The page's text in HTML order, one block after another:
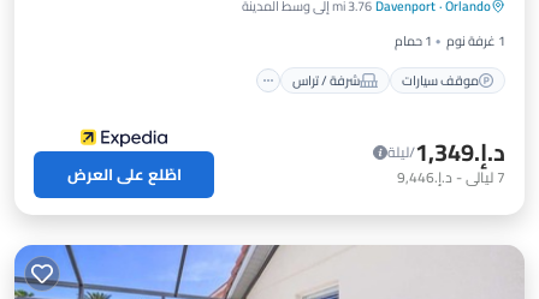
Orlando
·
Davenport3.76 mi إلى وسط المدينة
1 غرفة نوم
1 حمام
موقف سيارات
شرفة / تراس
مكيف هواء
د.إ.‏1,349
/ليلة
7ليالي- د.إ.‏9,446 اطّلع على العرض